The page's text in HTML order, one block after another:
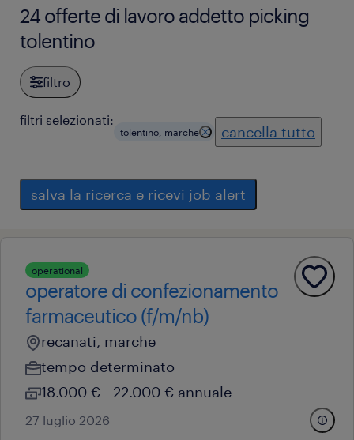
24 offerte di lavoro addetto picking
tolentino
filtro
filtri selezionati:
tolentino, marche cancella tutto
salva la ricerca e ricevi job alert
operational
operatore di confezionamento
farmaceutico (f/m/nb)
recanati, marche
tempo determinato
18.000 € - 22.000 € annuale
27 luglio 2026